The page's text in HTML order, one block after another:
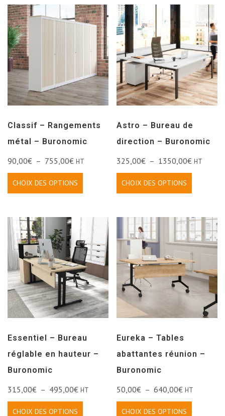
Classif – Rangements
métal – Buronomic
90,00€ – 755,00€ HT
CHOIX DES OPTIONS
Astro – Bureau de
direction – Buronomic
325,00€ – 1350,00€ HT
CHOIX DES OPTIONS
Essentiel – Bureau
réglable en hauteur –
Buronomic
315,00€ – 495,00€ HT
CHOIX DES OPTIONS
Eureka – Tables
abattantes réunion –
Buronomic
50,00€ – 640,00€ HT
CHOIX DES OPTIONS